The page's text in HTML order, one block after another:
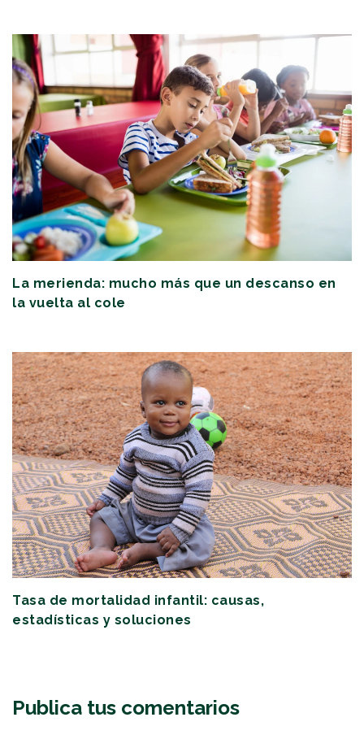
La merienda: mucho más que un descanso en
la vuelta al cole
Tasa de mortalidad infantil: causas,
estadísticas y soluciones
Publica tus comentarios